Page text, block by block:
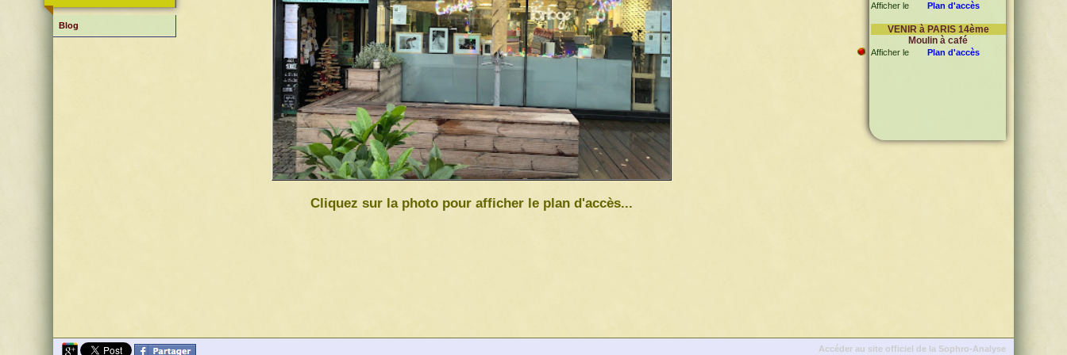
Blog
Cliquez sur la photo pour afficher le plan d'accès...
Afficher le Plan d'accès
VENIR à PARIS 14ème
Moulin à café
Afficher le Plan d'accès
Accéder au site officiel de la Sophro-Analyse